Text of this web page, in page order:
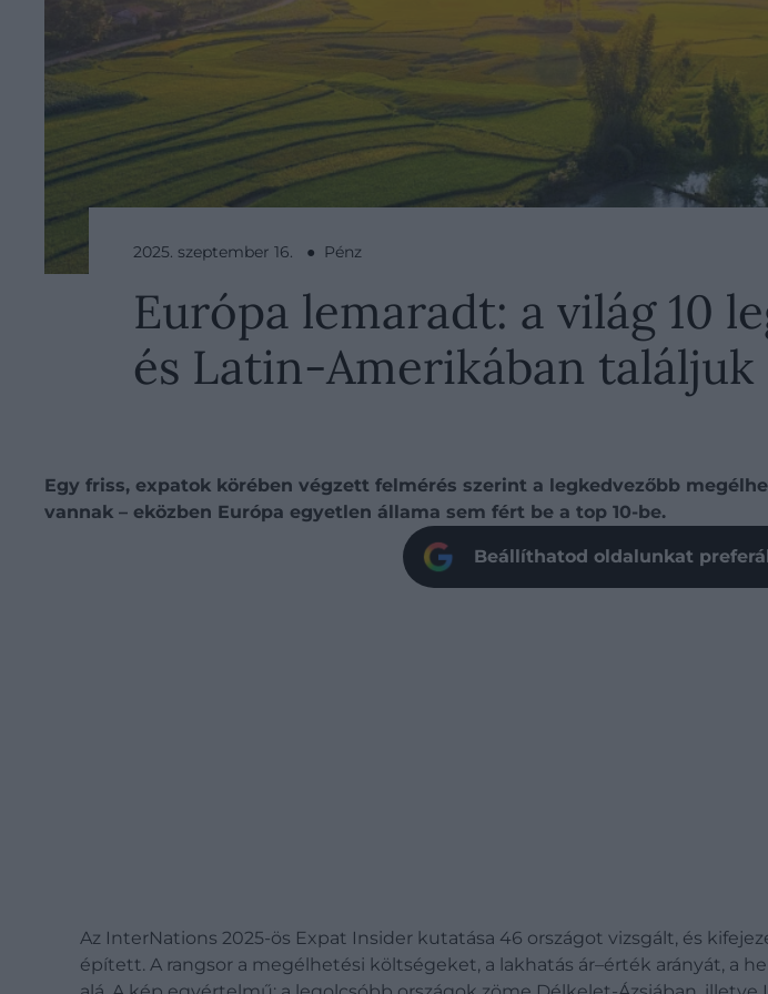
2025. szeptember 16. ● Pénz
Európa lemaradt: a világ 10
és Latin-Amerikában találjuk
Egy friss, expatok körében végzett felmérés szerint a legkedvezőbb
vannak – eközben Európa egyetlen állama sem fért be a top 10-be.
Beállíthatod oldalunkat
Az InterNations 2025-ös Expat Insider kutatása 46 országot vizsgált, és
épített. A rangsor a megélhetési költségeket, a lakhatás ár–érték arányát, a